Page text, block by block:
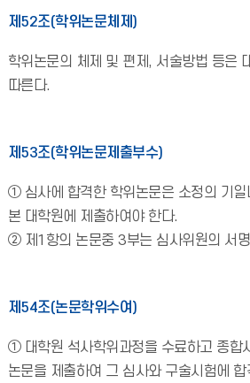
제52조(학위논문체제)
학위논문의 체제 및 편제, 서술방법 등은
따른다.
제53조(학위논문제출부수)
① 심사에 합격한 학위논문은 소정의 기
본 대학원에 제출하여야 한다.
② 제1항의 논문중 3부는 심사위원의 서
제54조(논문학위수여)
① 대학원 석사학위과정을 수료하고 종합
논문을 제출하여 그 심사와 구술시험에